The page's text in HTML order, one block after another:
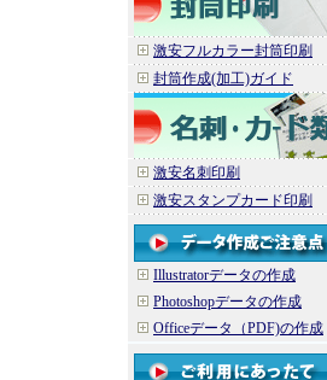
激安フルカラー封筒印刷
封筒作成(加工)ガイド
激安名刺印刷
激安スタンプカード印刷
Illustratorデータの作成
Photoshopデータの作成
Officeデータ（PDF)の作成